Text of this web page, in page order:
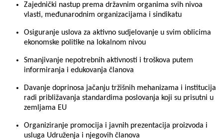
Zajednički nastup prema državnim organima svih nivoa
vlasti, međunarodnim organizacijama i sindikatu
Osiguranje uslova za aktivno sudjelovanje u svim oblicima
ekonomske politike na lokalnom nivou
Smanjivanje nepotrebnih aktivnosti i troškova putem
informiranja i edukovanja članova
Davanje doprinosa jačanju tržišnih mehanizama i institucija
radi približavanja standardima poslovanja koji su prisutni u
zemljama EU
Organiziranje promocija i javnih prezentacija proizvoda i
usluga Udruženja i njegovih članova